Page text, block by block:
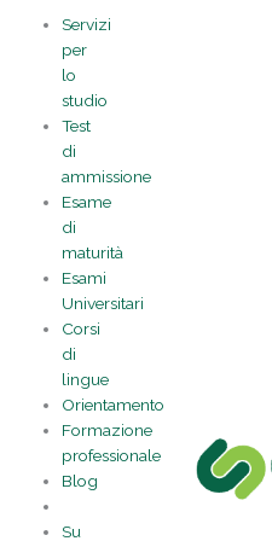
contenuto
Servizi
per
lo
studio
Test
di
ammissione
Esame
di
maturità
Esami
Universitari
Corsi
di
lingue
Orientamento
Formazione
professionale
Blog
Su